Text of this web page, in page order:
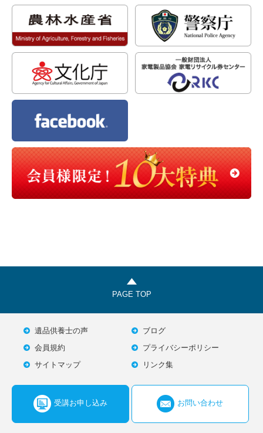
PAGE TOP
遺品供養士の声
ブログ
会員規約
プライバシーポリシー
サイトマップ
リンク集
受講お申し込み お問い合わせ